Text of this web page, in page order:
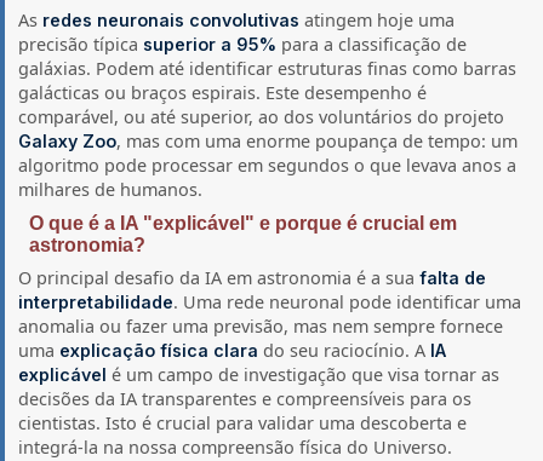
As redes neuronais convolutivas atingem hoje uma
precisão típica superior a 95% para a classificação de
galáxias. Podem até identificar estruturas finas como barras
galácticas ou braços espirais. Este desempenho é
comparável, ou até superior, ao dos voluntários do projeto
Galaxy Zoo, mas com uma enorme poupança de tempo: um
algoritmo pode processar em segundos o que levava anos a
milhares de humanos.
O que é a IA "explicável" e porque é crucial em
astronomia?
O principal desafio da IA em astronomia é a suafalta de
interpretabilidade. Uma rede neuronal pode identificar uma
anomalia ou fazer uma previsão, mas nem sempre fornece
uma explicação física clara do seu raciocínio. A IA
explicável é um campo de investigação que visa tornar as
decisões da IA transparentes e compreensíveis para os
cientistas. Isto é crucial para validar uma descoberta e
integrá-la na nossa compreensão física do Universo.